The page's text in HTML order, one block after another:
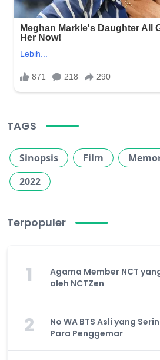
TAGS
Sinopsis Film
2022
Terpopuler
1
Agama Member NCT
oleh NCTZen
2
No WA BTS Asli yang
Para Penggemar